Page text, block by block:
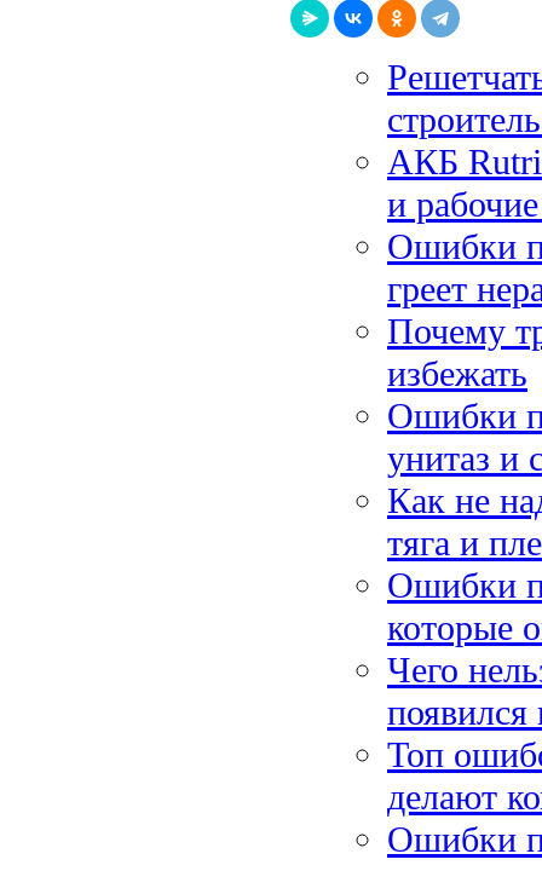
АКБ
и
Ошибки
греет
Почему
избежать
Ошибки
унитаз и
Как не
тяга и
Ошибки
которые
Чего
появился
Топ
делают
Ошибки